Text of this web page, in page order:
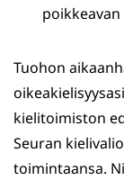
poikkeavan
Tuohon
kielitoimiston
Seuran
toimintaansa.